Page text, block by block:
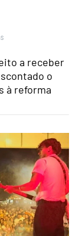
a receber
o
à reforma